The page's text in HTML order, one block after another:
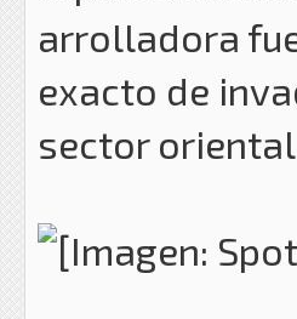
arrolladora
exacto de
sector